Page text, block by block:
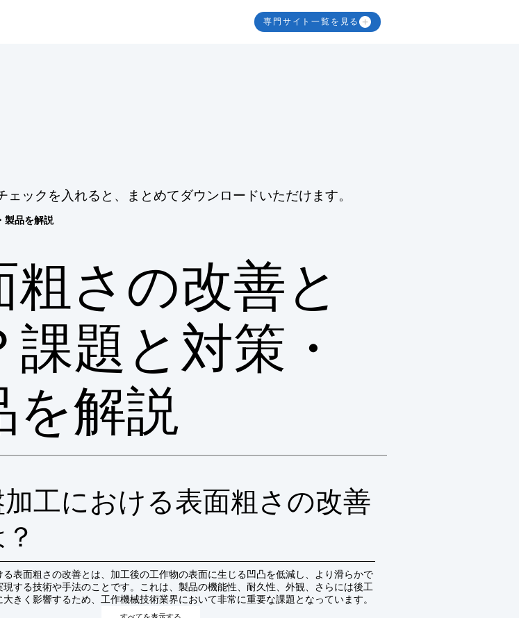
専門サイト一覧を見る
ックを入れると、まとめてダウンロードいただけます。
製品を解説
粗さの改善と
課題と対策・
を解説
工における表面粗さの改善
る表面粗さの改善とは、加工後の工作物の表面に生じる凹凸を低減し、より滑らかで
現する技術や手法のことです。これは、製品の機能性、耐久性、外観、さらには後工
きく影響するため、工作機械技術業界において非常に重要な課題となっています。